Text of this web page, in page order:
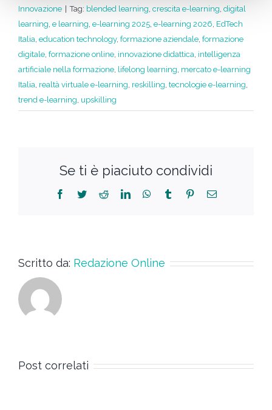
Innovazione
Tag: blended learning, crescita e-learning, digital
learning, e learning, e-learning 2025, e-learning 2026, EdTech
Italia, education technology, formazione aziendale, formazione
digitale, formazione online, innovazione didattica, intelligenza
artificiale nella formazione, lifelong learning, mercato e-learning
Italia, realtà virtuale e-learning, reskilling, tecnologie e-learning,
trend e-learning, upskilling
Se ti è piaciuto condividi
Scritto da: Redazione Online
Post correlati